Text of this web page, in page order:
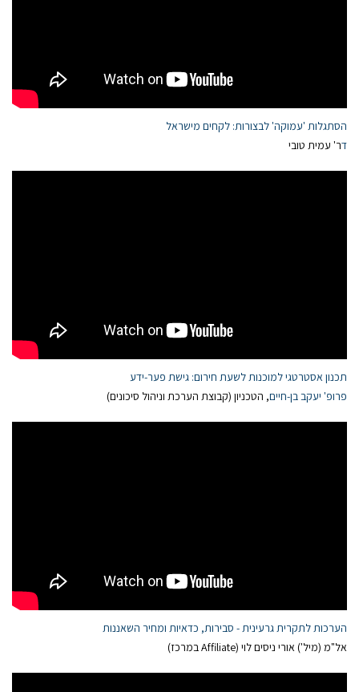
הסתגלות 'עמוקה' לבצורות: לקחים מישראל
דר' עמית טובי
תכנון אסטרטגי למוכנות לשעת חירום: גישת פער-ידע
פרופ' יעקב בן-חיים, הטכניון (קבוצת הערכת וניהול סיכונים)
הערכות לתקרית גרעינית - סבירות, כדאיות ומחיר השאננות
אל"מ (מיל') אורי ניסים לוי (Affiliate במרכז)